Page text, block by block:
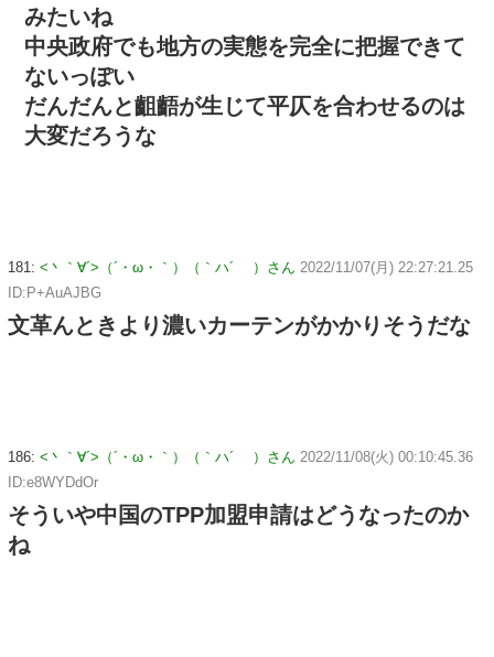
みたいね
中央政府でも地方の実態を完全に把握できて
ないっぽい
だんだんと齟齬が生じて平仄を合わせるのは
大変だろうな
181: <丶｀∀´>（´・ω・｀）（｀ハ´ ）さん 2022/11/07(月) 22:27:21.25
ID:P+AuAJBG
文革んときより濃いカーテンがかかりそうだな
186: <丶｀∀´>（´・ω・｀）（｀ハ´ ）さん 2022/11/08(火) 00:10:45.36
ID:e8WYDdOr
そういや中国のTPP加盟申請はどうなったのか
ね